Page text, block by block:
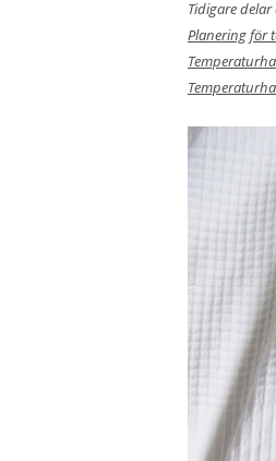
Tidigare
Planering för